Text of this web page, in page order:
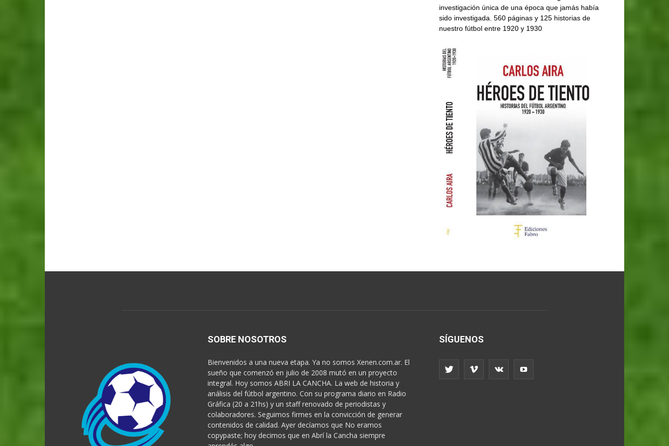
investigación única de una época que jamás había
sido investigada. 560 páginas y 125 historias de
nuestro fútbol entre 1920 y 1930
SOBRE NOSOTROS
Bienvenidos a una nueva etapa. Ya no somos Xenen.com.ar. El
sueño que comenzó en julio de 2008 mutó en un proyecto
integral. Hoy somos ABRI LA CANCHA. La web de historia y
análisis del fútbol argentino. Con su programa diario en Radio
Gráfica (20 a 21hs) y un staff renovado de periodistas y
colaboradores. Seguimos firmes en la convicción de generar
contenidos de calidad. Ayer decíamos que No eramos
copypaste; hoy decimos que en Abrí la Cancha siempre
SÍGUENOS